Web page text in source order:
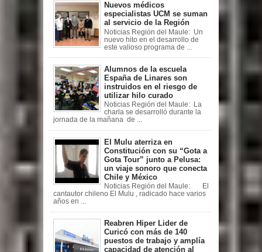
Nuevos médicos
especialistas UCM se suman
al servicio de la Región
Noticias Región del Maule: Un
nuevo hito en el desarrollo de
este valioso programa de ...
Alumnos de la escuela
España de Linares son
instruidos en el riesgo de
utilizar hilo curado
Noticias Región del Maule: La
charla se desarrolló durante la
jornada de la mañana de ...
El Mulu aterriza en
Constitución con su “Gota a
Gota Tour” junto a Pelusa:
un viaje sonoro que conecta
Chile y México
Noticias Región del Maule: El
cantautor chileno El Mulu , radicado hace varios
años en ...
Reabren Hiper Lider de
Curicó con más de 140
puestos de trabajo y amplía
capacidad de atención al